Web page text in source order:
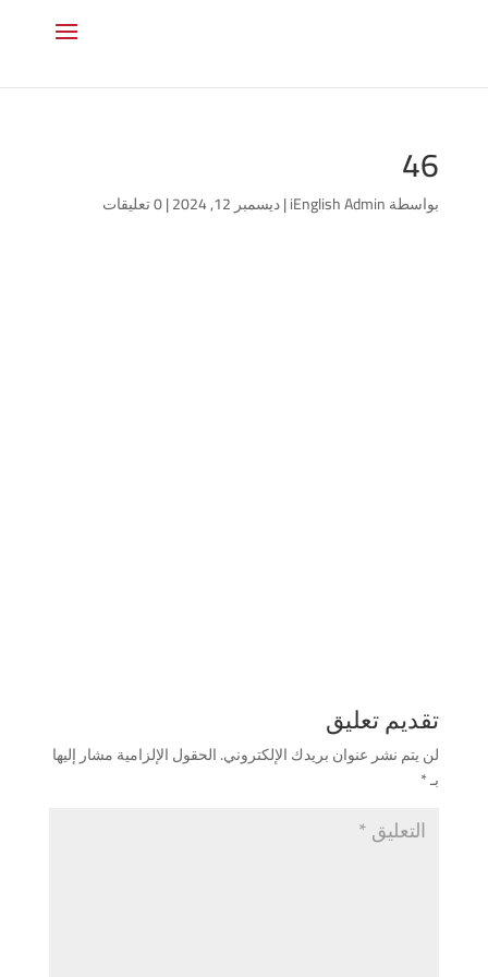
46
بواسطةiEnglish Admin
|ديسمبر 12, 2024 |0 تعليقات
تقديم تعليق
لن يتم نشر عنوان بريدك الإلكتروني.الحقول الإلزامية مشار إليها
بـ*